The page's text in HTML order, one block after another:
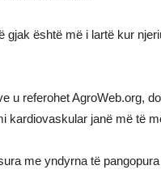
gjak është më i lartë kur
u referohet AgroWeb.org,
kardiovaskular janë më të
me yndyrna të